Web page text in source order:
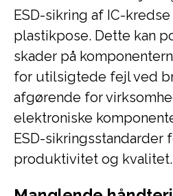
ESD-sikring af IC-
plastikpose. Dette kan
skader på
for utilsigtede fejl ved
afgørende for
elektroniske
ESD-sikringsstandarder
produktivitet og kvalitet.